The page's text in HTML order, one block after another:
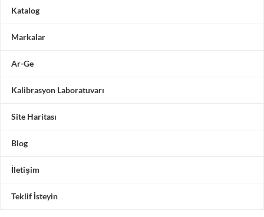
Katalog
Markalar
Ar-Ge
Kalibrasyon Laboratuvarı
Site Haritası
Blog
İletişim
Teklif İsteyin